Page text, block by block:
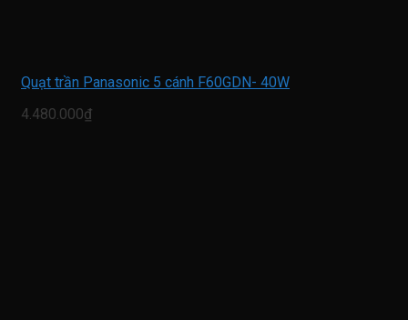
Quạt trần Panasonic 5 cánh F60GDN- 40W
4.480.000₫